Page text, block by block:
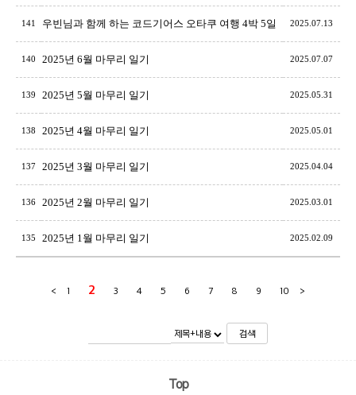
141 우빈님과 함께 하는 코드기어스 오타쿠 여행 4박 5일 2025.07.13
140 2025년 6월 마무리 일기 2025.07.07
139 2025년 5월 마무리 일기 2025.05.31
138 2025년 4월 마무리 일기 2025.05.01
137 2025년 3월 마무리 일기 2025.04.04
136 2025년 2월 마무리 일기 2025.03.01
135 2025년 1월 마무리 일기 2025.02.09
< 1 2 3 4 5 6 7 8 9 10 >
검색
Top